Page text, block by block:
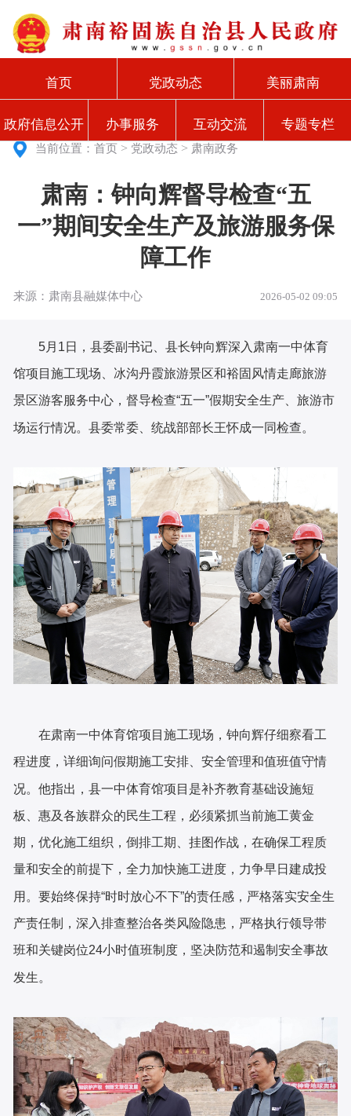
首页 党政动态 美丽肃南
政府信息公开 办事服务 互动交流 专题专栏
当前位置：首页 > 党政动态 > 肃南政务
肃南：钟向辉督导检查“五
一”期间安全生产及旅游服务保
障工作
来源：肃南县融媒体中心 2026-05-02 09:05
5月1日，县委副书记、县长钟向辉深入肃南一中体育
馆项目施工现场、冰沟丹霞旅游景区和裕固风情走廊旅游
景区游客服务中心，督导检查“五一”假期安全生产、旅游市
场运行情况。县委常委、统战部部长王怀成一同检查。
在肃南一中体育馆项目施工现场，钟向辉仔细察看工
程进度，详细询问假期施工安排、安全管理和值班值守情
况。他指出，县一中体育馆项目是补齐教育基础设施短
板、惠及各族群众的民生工程，必须紧抓当前施工黄金
期，优化施工组织，倒排工期、挂图作战，在确保工程质
量和安全的前提下，全力加快施工进度，力争早日建成投
用。要始终保持“时时放心不下”的责任感，严格落实安全生
产责任制，深入排查整治各类风险隐患，严格执行领导带
班和关键岗位24小时值班制度，坚决防范和遏制安全事故
发生。